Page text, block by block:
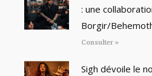
: une
Borgir/
Consulter »
Sigh dévoile le